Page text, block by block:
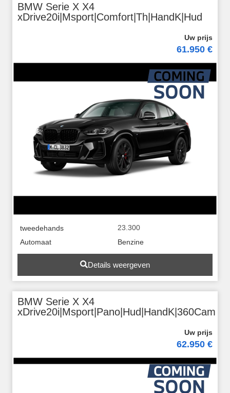
BMW Serie X X4
xDrive20i|Msport|Comfort|Th|HandK|Hud
61.950 €
tweedehands
23.300
Automaat
Benzine
Details weergeven
BMW Serie X X4
xDrive20i|Msport|Pano|Hud|HandK|360Cam
62.950 €